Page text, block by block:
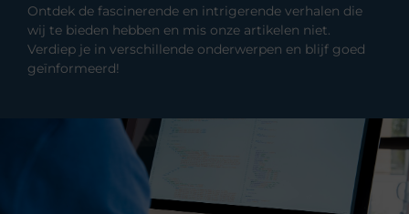
Ontdek de fascinerende en intrigerende verhalen die
wij te bieden hebben en mis onze artikelen niet.
Verdiep je in verschillende onderwerpen en blijf goed
geïnformeerd!